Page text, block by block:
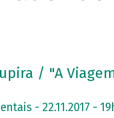
/ "A
- 22.11.2017 -